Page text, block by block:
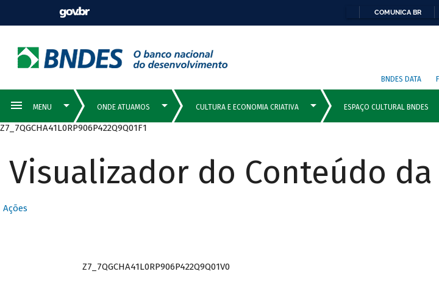
COMUNICA BR
BNDES DATA
Z7_7QGCHA41L0RP906P422Q9Q01F1
Visualizador do Conteúdo da
Ações
Z7_7QGCHA41L0RP906P422Q9Q01V0